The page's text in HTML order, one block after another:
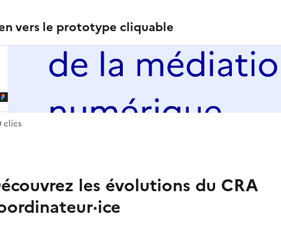
vers le prototype cliquable
Ouverture dans un nouvel onglet
https://www.figma.com/proto/tHjoZOsfnmtPK9woxWkeLc/La-Coop-de-la-
clics
lien
les évolutions du CRA